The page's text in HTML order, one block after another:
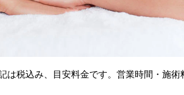
は税込み、目安料金です。営業時間・施術